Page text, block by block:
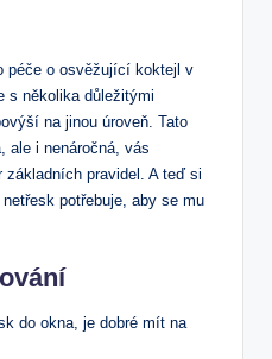
péče o osvěžující koktejl v
s několika důležitými
na jinou úroveň. Tato
ale i nenáročná, vás
základních pravidel. A teď si
potřebuje, aby se mu
do okna, je dobré mít na